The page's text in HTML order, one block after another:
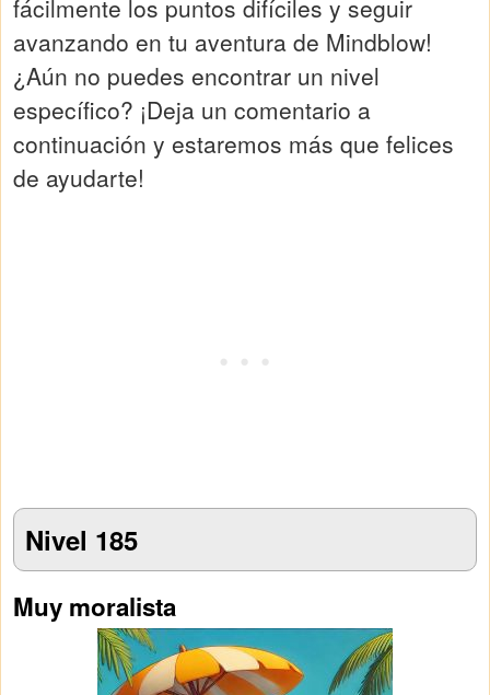
fácilmente los puntos difíciles y seguir
avanzando en tu aventura de Mindblow!
¿Aún no puedes encontrar un nivel
específico? ¡Deja un comentario a
continuación y estaremos más que felices
de ayudarte!
Nivel 185
Muy moralista